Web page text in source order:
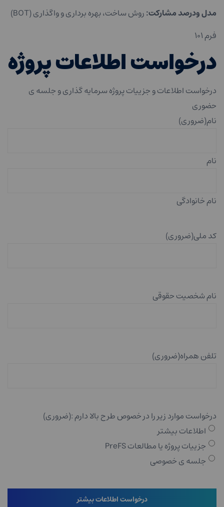
مدل ودرصد مشارکت:روش ساخت، بهره برداری و واگذاری (BOT)
فرم ۱۰۱
درخواست اطلاعات پروژه
درخواست اطلاعات و جزییات پروژه سرمایه گذاری و جلسه ی
حضوری
نام(ضروری)
نام
نام خانوادگی
کد ملی(ضروری)
نام شخصیت حقوقی
تلفن همراه(ضروری)
درخواست موارد زیر را در خصوص طرح بالا دارم :(ضروری)
اطلاعات بیشتر
جزییات پروژه یا مطالعات PreFS
جلسه ی خصوصی